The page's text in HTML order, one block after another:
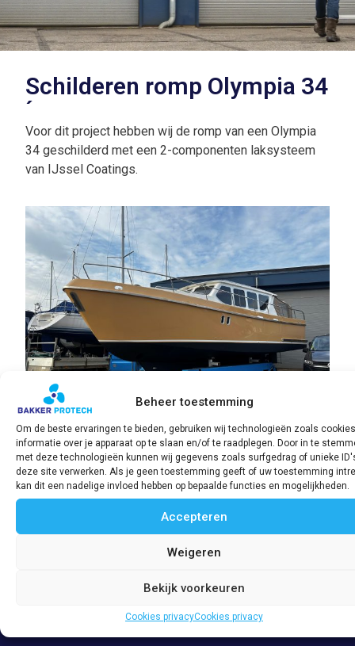
Beheer toestemming
Om de beste ervaringen te bieden, gebruiken wij technologieën zoals
informatie over je apparaat op te slaan en/of te raadplegen. Door in te
met deze technologieën kunnen wij gegevens zoals surfgedrag of unieke
deze site verwerken. Als je geen toestemming geeft of uw toestemming
kan dit een nadelige invloed hebben op bepaalde functies en mogelijkheden.
Accepteren
Weigeren
Bekijk voorkeuren
Cookies privacyCookies privacy
Schilderen romp Olympia 34
´
Voor dit project hebben wij de romp van een Olympia
34 geschilderd met een 2-componenten laksysteem
van IJssel Coatings.
VORIGE PROJECT VOLGENDE PROJECT
info@bakkerprotech.nl